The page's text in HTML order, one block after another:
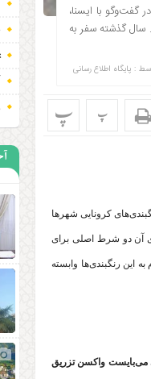
با ایسنا،
سال گذشته سفر به
: پایگاه اطلاع رسانی
پ پ
کرونایی شهرها
آن دو شرط اصلی برای
این رنگبندی‌ها وابسته
می‌بایست واکسن تزریق